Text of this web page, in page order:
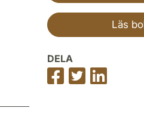
Läs
DELA
Dela
på
Dela
på
på